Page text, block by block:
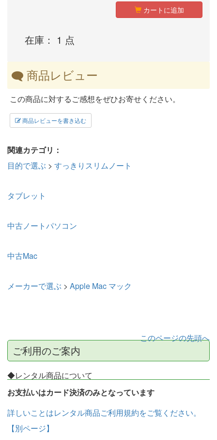
在庫： 1 点
カートに追加
商品レビュー
この商品に対するご感想をぜひお寄せください。
商品レビューを書き込む
関連カテゴリ：
目的で選ぶ > すっきりスリムノート
タブレット
中古ノートパソコン
中古Mac
メーカーで選ぶ > Apple Mac マック
このページの先頭へ
ご利用のご案内
◆レンタル商品について
お支払いはカード決済のみとなっています
詳しいことはレンタル商品ご利用規約をご覧ください。
【別ページ】